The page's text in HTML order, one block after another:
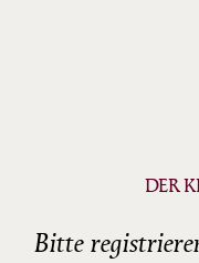
DER
Bitte